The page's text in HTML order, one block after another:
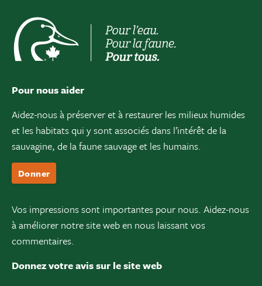
Pour nous aider
Aidez-nous à préserver et à restaurer les milieux humides
et les habitats qui y sont associés dans l’intérêt de la
sauvagine, de la faune sauvage et les humains.
Donner
Vos impressions sont importantes pour nous. Aidez-nous
à améliorer notre site web en nous laissant vos
commentaires.
Donnez votre avis sur le site web